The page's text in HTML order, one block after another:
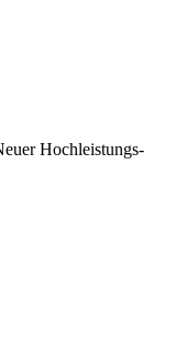
Hochleistungs-